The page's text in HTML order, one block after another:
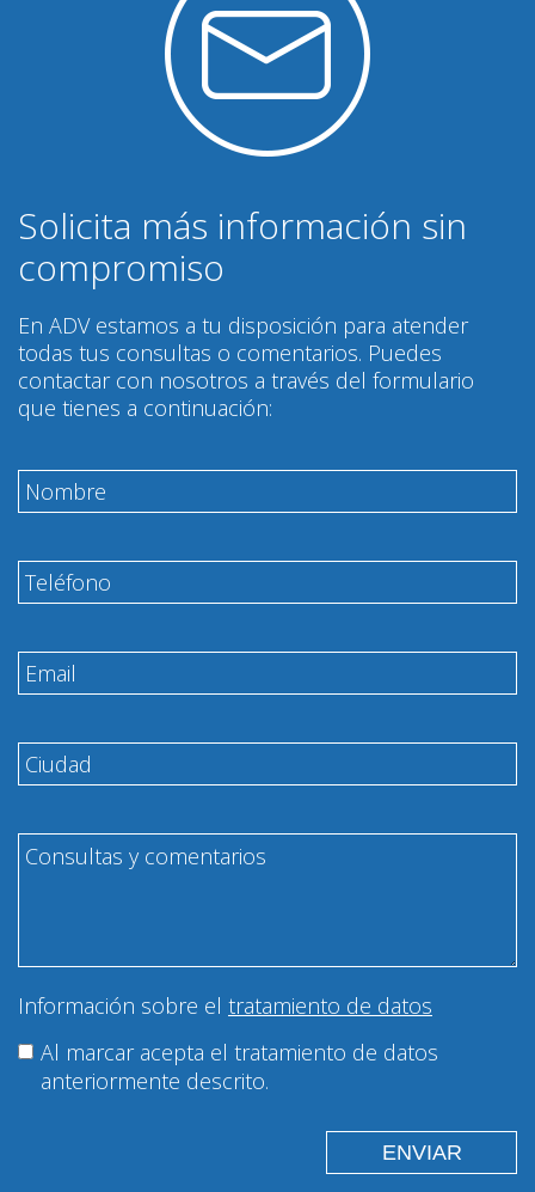
Solicita más información sin
compromiso
En ADV estamos a tu disposición para atender
todas tus consultas o comentarios. Puedes
contactar con nosotros a través del formulario
que tienes a continuación:
Información sobre el tratamiento de datos
Al marcar acepta el tratamiento de datos
anteriormente descrito.